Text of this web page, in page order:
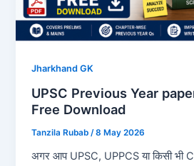
Jharkhand GK
UPSC Previous Year
Free Download
Tanzila Rubab/8 May 2026
अगर आप UPSC, UPPCS या किसी भी